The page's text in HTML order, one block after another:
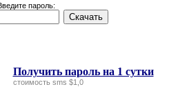
пароль:
Получить пароль на 1 сутки
стоимость sms $1,0